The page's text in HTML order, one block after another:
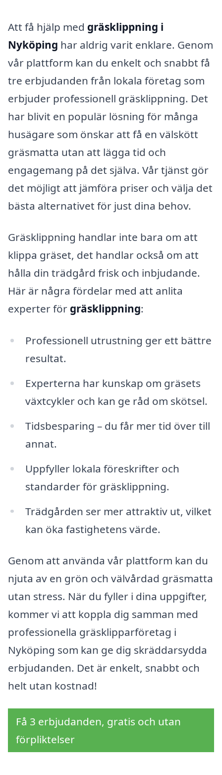
Att få hjälp med gräsklippning i
Nyköping har aldrig varit enklare. Genom
vår plattform kan du enkelt och snabbt få
tre erbjudanden från lokala företag som
erbjuder professionell gräsklippning. Det
har blivit en populär lösning för många
husägare som önskar att få en välskött
gräsmatta utan att lägga tid och
engagemang på det själva. Vår tjänst gör
det möjligt att jämföra priser och välja det
bästa alternativet för just dina behov.
Gräsklippning handlar inte bara om att
klippa gräset, det handlar också om att
hålla din trädgård frisk och inbjudande.
Här är några fördelar med att anlita
experter för gräsklippning:
Professionell utrustning ger ett bättre
resultat.
Experterna har kunskap om gräsets
växtcykler och kan ge råd om skötsel.
Tidsbesparing – du får mer tid över till
annat.
Uppfyller lokala föreskrifter och
standarder för gräsklippning.
Trädgården ser mer attraktiv ut, vilket
kan öka fastighetens värde.
Genom att använda vår plattform kan du
njuta av en grön och välvårdad gräsmatta
utan stress. När du fyller i dina uppgifter,
kommer vi att koppla dig samman med
professionella gräsklipparföretag i
Nyköping som kan ge dig skräddarsydda
erbjudanden. Det är enkelt, snabbt och
helt utan kostnad!
Få 3 erbjudanden, gratis och utan
förpliktelser